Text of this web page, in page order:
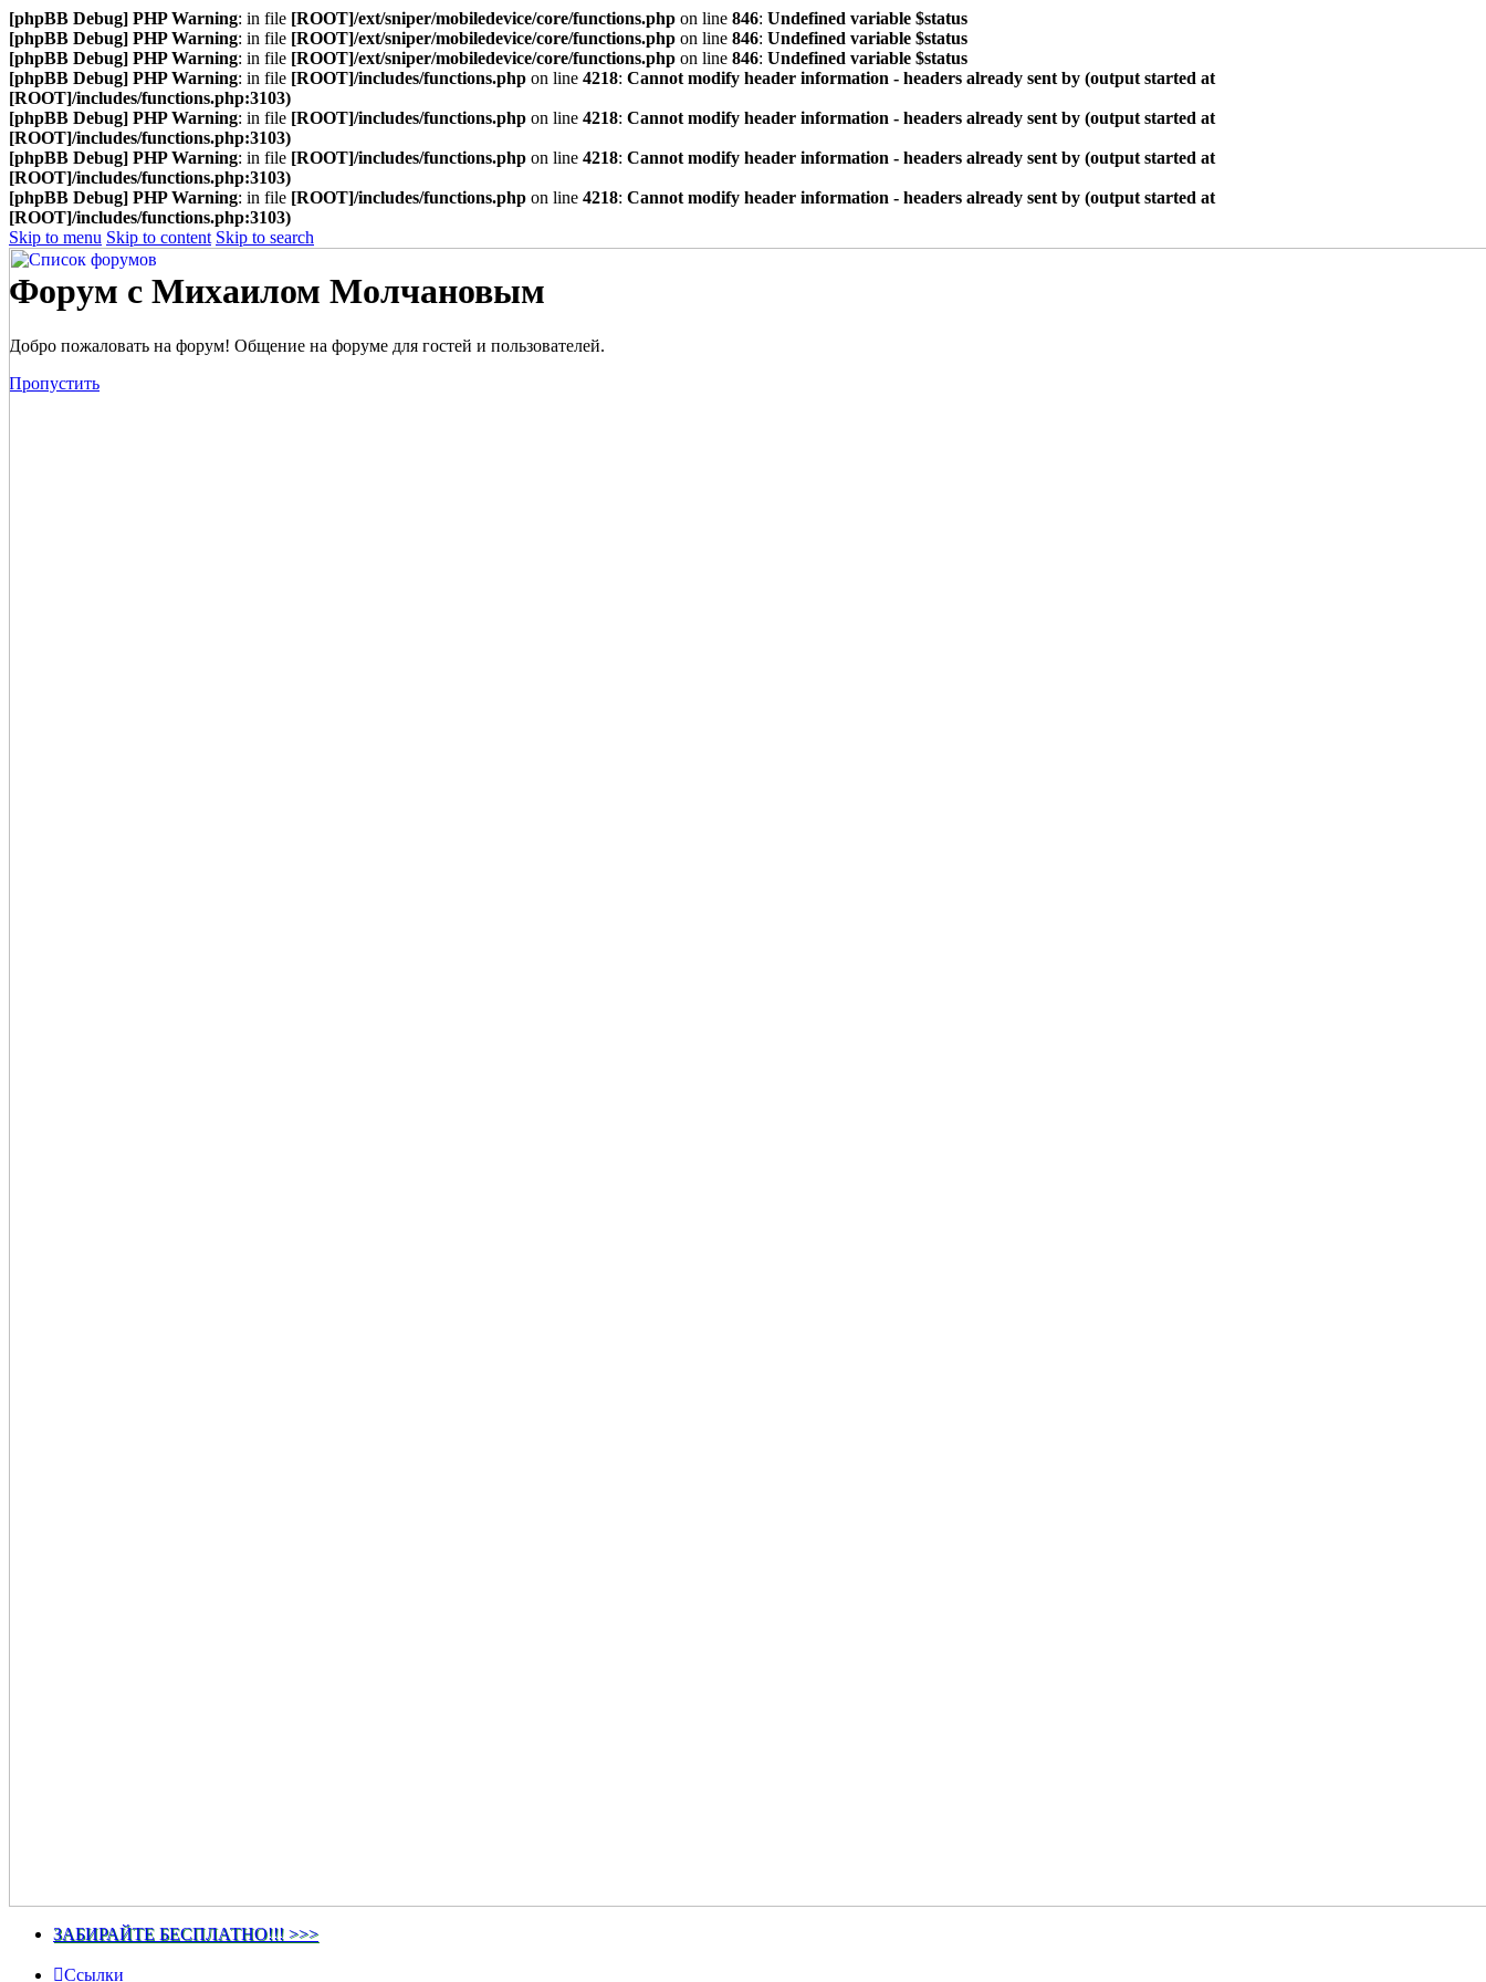
[phpBB Debug] PHP Warning: in file [ROOT]/ext/sniper/mobiledevice/core/functions.php on line 846: Undefined variable $status
[phpBB Debug] PHP Warning: in file [ROOT]/ext/sniper/mobiledevice/core/functions.php on line 846: Undefined variable $status
[phpBB Debug] PHP Warning: in file [ROOT]/ext/sniper/mobiledevice/core/functions.php on line 846: Undefined variable $status
[phpBB Debug] PHP Warning: in file [ROOT]/includes/functions.php on line 4218: Cannot modify header information - headers already sent by (output started at
[ROOT]/includes/functions.php:3103)
[phpBB Debug] PHP Warning: in file [ROOT]/includes/functions.php on line 4218: Cannot modify header information - headers already sent by (output started at
[ROOT]/includes/functions.php:3103)
[phpBB Debug] PHP Warning: in file [ROOT]/includes/functions.php on line 4218: Cannot modify header information - headers already sent by (output started at
[ROOT]/includes/functions.php:3103)
[phpBB Debug] PHP Warning: in file [ROOT]/includes/functions.php on line 4218: Cannot modify header information - headers already sent by (output started at
[ROOT]/includes/functions.php:3103)
Skip to menu Skip to content Skip to search
Форум с Михаилом Молчановым
Добро пожаловать на форум! Общение на форуме для гостей и пользователей.
Пропустить
ЗАБИРАЙТЕ БЕСПЛАТНО!!! >>>
Ссылки